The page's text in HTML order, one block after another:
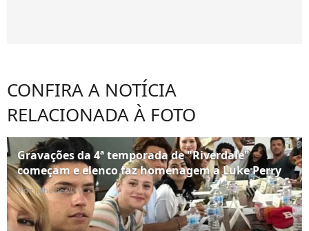
CONFIRA A NOTÍCIA
RELACIONADA À FOTO
Gravações da 4ª temporada de "Riverdale"
começam e elenco faz homenagem a Luke Perry
9 de julho de 2019